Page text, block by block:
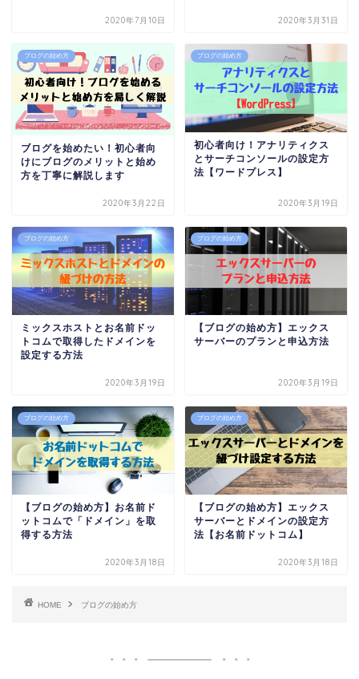
2020年7月10日 2020年3月31日
ブログの始め方
ブログを始めたい！初心者向
けにブログのメリットと始め
方を丁寧に解説します
2020年3月22日
ブログの始め方
初心者向け！アナリティクス
とサーチコンソールの設定方
法【ワードプレス】
2020年3月19日
ブログの始め方
ミックスホストとお名前ドッ
トコムで取得したドメインを
設定する方法
2020年3月19日
ブログの始め方
【ブログの始め方】エックス
サーバーのプランと申込方法
2020年3月19日
ブログの始め方
【ブログの始め方】お名前ド
ットコムで「ドメイン」を取
得する方法
2020年3月18日
ブログの始め方
【ブログの始め方】エックス
サーバーとドメインの設定方
法【お名前ドットコム】
2020年3月18日
HOME ブログの始め方